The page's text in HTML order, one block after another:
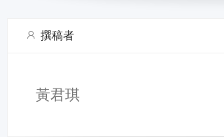
撰稿者
黃君琪